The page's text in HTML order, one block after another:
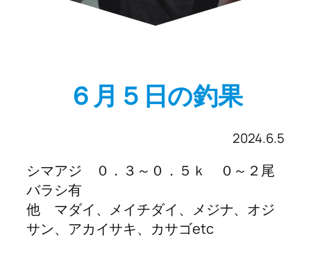
６月５日の釣果
2024.6.5
シマアジ ０．３～０．５ｋ ０～２尾
バラシ有
他 マダイ、メイチダイ、メジナ、オジ
サン、アカイサキ、カサゴetc